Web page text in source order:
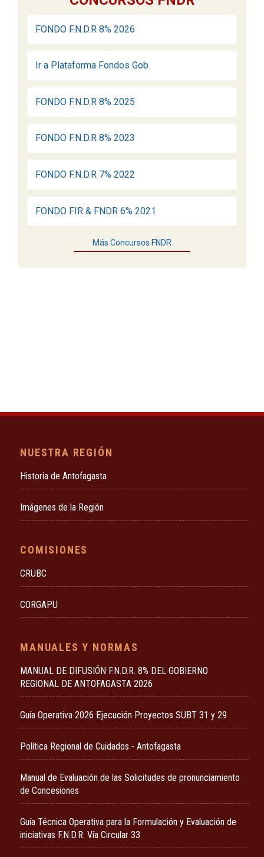
FONDO F.N.D.R 8% 2026
Ir a Plataforma Fondos Gob
FONDO F.N.D.R 8% 2025
FONDO F.N.D.R 8% 2023
FONDO F.N.D.R 7% 2022
FONDO FIR & FNDR 6% 2021
Más Concursos FNDR
NUESTRA REGIÓN
Historia de Antofagasta
Imágenes de la Región
COMISIONES
CRUBC
CORGAPU
MANUALES Y NORMAS
MANUAL DE DIFUSIÓN F.N.D.R. 8% DEL GOBIERNO
REGIONAL DE ANTOFAGASTA 2026
Guía Operativa 2026 Ejecución Proyectos SUBT 31 y 29
Política Regional de Cuidados - Antofagasta
Manual de Evaluación de las Solicitudes de pronunciamiento
de Concesiones
Guía Técnica Operativa para la Formulación y Evaluación de
iniciativas F.N.D.R. Vía Circular 33